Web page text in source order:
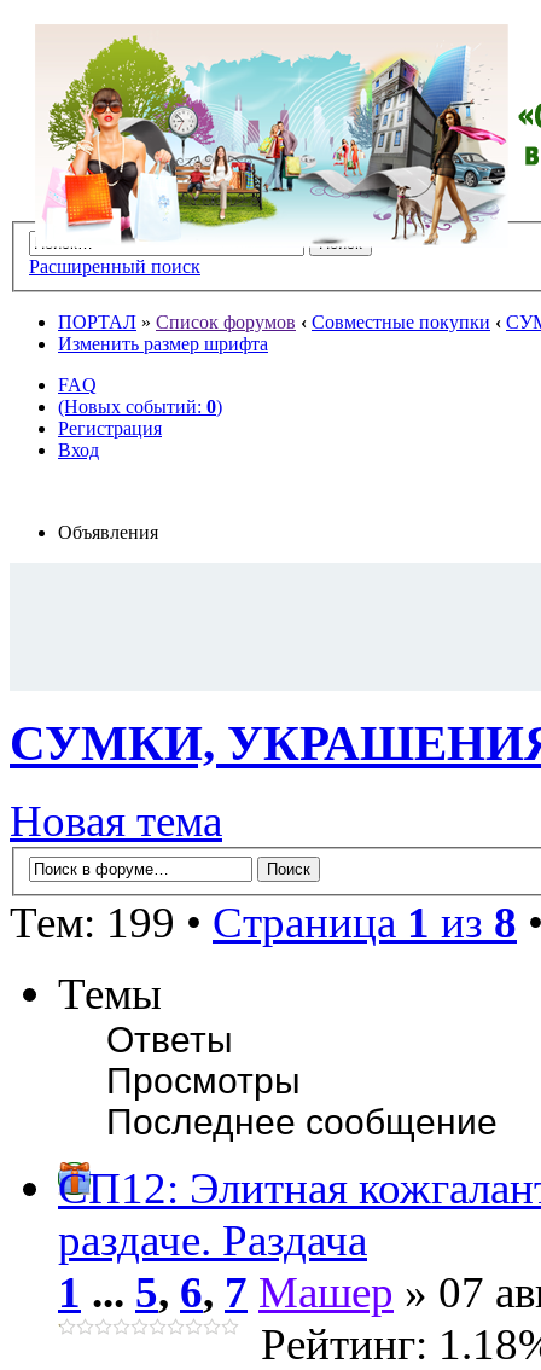
Расширенный поиск
ПОРТАЛ » Список форумов ‹ Совместные покупки ‹
Изменить размер шрифта
FAQ
(Новых событий: 0)
Регистрация
Вход
Объявления
СУМКИ,
Новая тема
Тем: 199 • Страница 1 из 8
Темы
Ответы
Просмотры
Последнее сообщение
СП12: Элитная
раздаче. Раздача
1 ... 5, 6, 7 Машер » 07
Рейтинг: